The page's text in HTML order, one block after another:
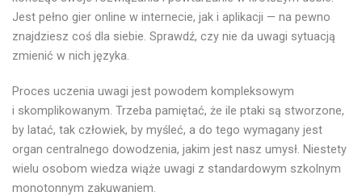
Jest pełno gier online w internecie, jak i aplikacji — na pewno
znajdziesz coś dla siebie. Sprawdź, czy nie da uwagi sytuacją
zmienić w nich języka.
Proces uczenia uwagi jest powodem kompleksowym
i skomplikowanym. Trzeba pamiętać, że ile ptaki są stworzone,
by latać, tak człowiek, by myśleć, a do tego wymagany jest
organ centralnego dowodzenia, jakim jest nasz umysł. Niestety
wielu osobom wiedza wiąże uwagi z standardowym szkolnym
monotonnym zakuwaniem.